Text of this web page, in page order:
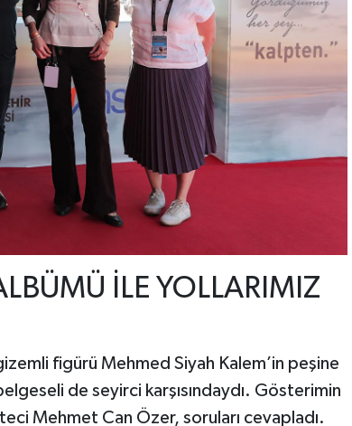
İLE YOLLARIMIZ
figürü Mehmed Siyah Kalem’in peşine
de seyirci karşısındaydı. Gösterimin
Mehmet Can Özer, soruları cevapladı.